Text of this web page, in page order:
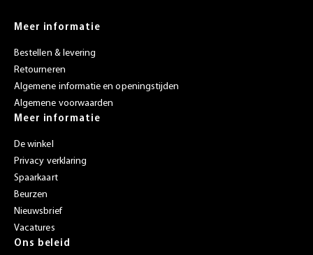
Meer informatie
Bestellen & levering
Retourneren
Algemene informatie en openingstijden
Algemene voorwaarden
Meer informatie
De winkel
Privacy verklaring
Spaarkaart
Beurzen
Nieuwsbrief
Vacatures
Ons beleid